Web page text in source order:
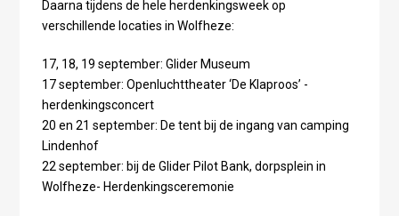
Daarna tijdens de hele herdenkingsweek op
verschillende locaties in Wolfheze:
17, 18, 19 september: Glider Museum
17 september: Openluchttheater ‘De Klaproos’ -
herdenkingsconcert
20 en 21 september: De tent bij de ingang van camping
Lindenhof
22 september: bij de Glider Pilot Bank, dorpsplein in
Wolfheze- Herdenkingsceremonie